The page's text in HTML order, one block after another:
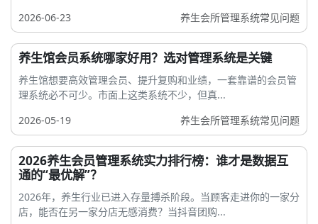
2026-06-23
养生会所管理系统常见问题
养生馆会员系统哪家好用？选对管理系统是关键
养生馆想要高效管理会员、提升复购和业绩，一套靠谱的会员管
理系统必不可少。市面上这类系统不少，但真...
2026-05-19
养生会所管理系统常见问题
2026养生会员管理系统实力排行榜：谁才是数据互
通的“最优解”？
2026年，养生行业已进入存量搏杀阶段。当顾客走进你的一家分
店，能否在另一家分店无感消费？当抖音团购...